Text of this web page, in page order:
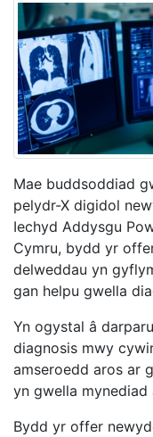
Mae buddsoddiad
pelydr-X digidol
Iechyd Addysgu
Cymru, bydd yr
delweddau yn
gan helpu gwella
Yn ogystal â
diagnosis mwy
amseroedd aros ar
yn gwella mynediad
Bydd yr offer